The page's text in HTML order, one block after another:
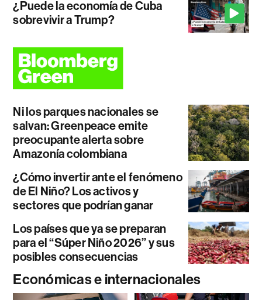
¿Puede la economía de Cuba
sobrevivir a Trump?
Ni los parques nacionales se
salvan: Greenpeace emite
preocupante alerta sobre
Amazonía colombiana
¿Cómo invertir ante el fenómeno
de El Niño? Los activos y
sectores que podrían ganar
Los países que ya se preparan
para el “Súper Niño 2026” y sus
posibles consecuencias
Económicas e internacionales